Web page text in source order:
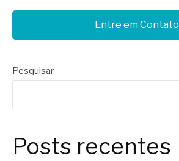
Entre em Contato
Pesquisar
Posts recentes